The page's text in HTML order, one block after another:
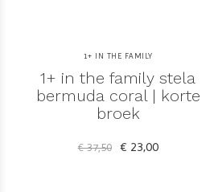
1+ IN THE FAMILY
1+ in the family stela
bermuda coral | korte
broek
€ 37,50 € 23,00